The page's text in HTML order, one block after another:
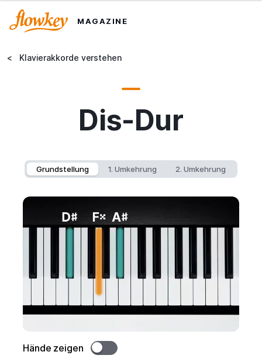
MAGAZINE
< Klavierakkorde verstehen
Dis-Dur
Grundstellung 1. Umkehrung 2. Umkehrung
Hände zeigen